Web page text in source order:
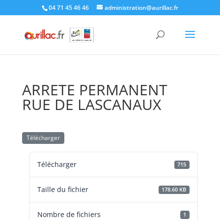
04 71 45 46 46 administration@aurillac.fr
ARRETE PERMANENT
RUE DE LASCANAUX
Télécharger
Télécharger 715
Taille du fichier 178.60 KB
Nombre de fichiers 1